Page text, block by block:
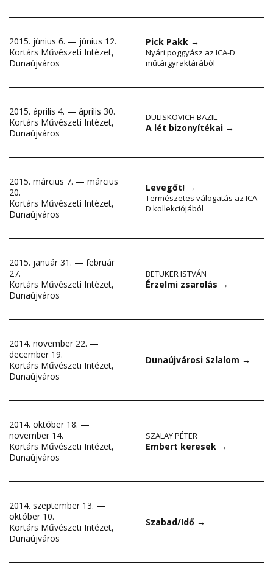
2015. június 6. — június 12.
Kortárs Művészeti Intézet,
Dunaújváros
Pick Pakk →
Nyári poggyász az ICA-D
műtárgyraktárából
2015. április 4. — április 30.
Kortárs Művészeti Intézet,
Dunaújváros
DULISKOVICH BAZIL
A lét bizonyítékai →
2015. március 7. — március
20.
Kortárs Művészeti Intézet,
Dunaújváros
Levegőt! →
Természetes válogatás az ICA-
D kollekciójából
2015. január 31. — február
27.
Kortárs Művészeti Intézet,
Dunaújváros
BETUKER ISTVÁN
Érzelmi zsarolás →
2014. november 22. —
december 19.
Kortárs Művészeti Intézet,
Dunaújváros
Dunaújvárosi Szlalom →
2014. október 18. —
november 14.
Kortárs Művészeti Intézet,
Dunaújváros
SZALAY PÉTER
Embert keresek →
2014. szeptember 13. —
október 10.
Kortárs Művészeti Intézet,
Dunaújváros
Szabad/Idő →